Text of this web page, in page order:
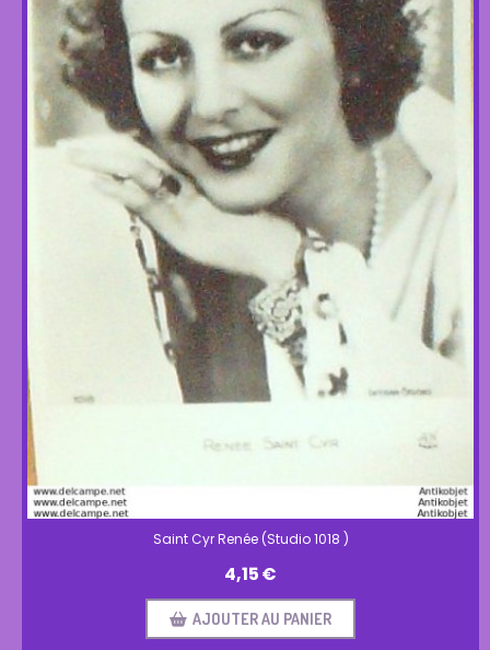
Saint Cyr Renée (Studio 1018 )
4,15€
AJOUTER AU PANIER